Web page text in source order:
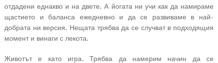
отдадени еднакво и на двете. А йогата ни учи как да намираме
щастието и баланса ежедневно и да се развиваме в най-
добрата ни версия. Нещата трябва да се случват в подходящия
момент и винаги с лекота.
Животът е като игра. Трябва да намерим начин да се